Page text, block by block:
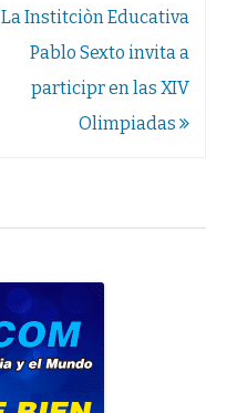
La Institciòn Educativa
Pablo Sexto invita a
participr en las XIV
Olimpiadas